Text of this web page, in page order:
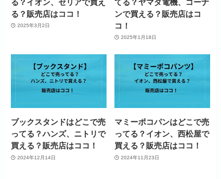
る？イオン、セリアで買え
る？販売店はココ！
2025年3月2日
てる？ヤマダ電機、コーナ
ンで買える？販売店はコ
コ！
2025年1月18日
ブックスタンドはどこで売
ってる？ハンズ、ニトリで
買える？販売店はココ！
2024年12月14日
マミーポコパンはどこで売
ってる？イオン、西松屋で
買える？販売店はココ！
2024年11月23日